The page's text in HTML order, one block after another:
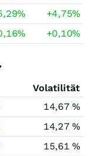
% +4,75%
% +0,10%
Volatilität
14,67 %
14,27 %
15,61 %